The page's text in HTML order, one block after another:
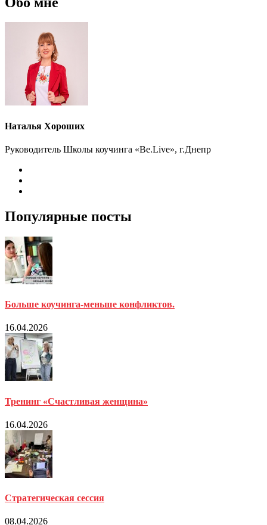
Наталья Хороших
Руководитель Школы коучинга «Be.Live», г.Днепр
Популярные посты
Больше коучинга-меньше конфликтов.
16.04.2026
Тренинг «Счастливая женщина»
16.04.2026
Стратегическая сессия
08.04.2026